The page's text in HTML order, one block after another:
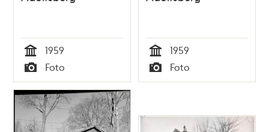
Tid
1959
Typ
Foto Tid
1959
Typ
Foto